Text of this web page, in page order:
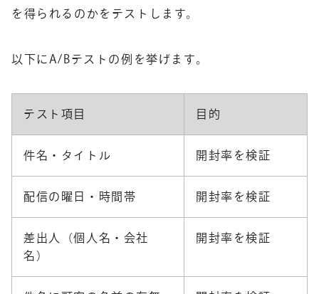
を得られるのかをテストします。
以下にA/Bテストの例を挙げます。
テスト項目 目的
件名・タイトル 開封率を検証
配信の曜日・時間帯 開封率を検証
差出人（個人名・会社
名）
開封率を検証